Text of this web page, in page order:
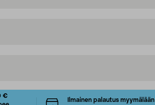
€
Ilmainen palautus myymälään